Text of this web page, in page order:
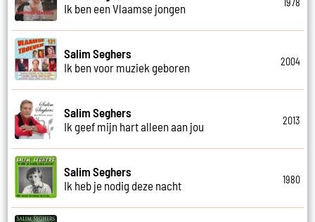
Ik ben een Vlaamse jongen
Salim Seghers
Ik ben voor muziek geboren
2004
Salim Seghers
Ik geef mijn hart alleen aan jou
2013
Salim Seghers
Ik heb je nodig deze nacht
1980